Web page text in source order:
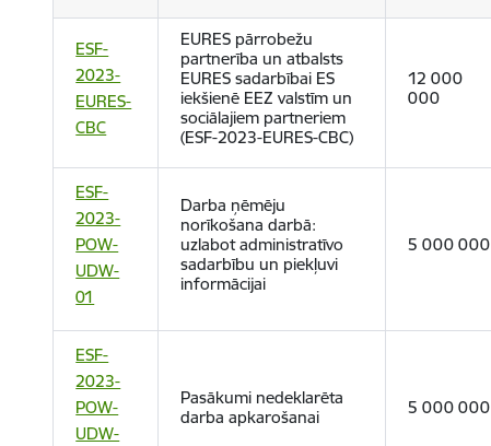
ESF-
2023-
EURES-
CBC
EURES pārrobežu
partnerība un atbalsts
EURES sadarbībai ES
iekšienē EEZ valstīm un
sociālajiem partneriem
(ESF-2023-EURES-CBC)
12 000
000
ESF-
2023-
POW-
UDW-
01
Darba ņēmēju
norīkošana darbā:
uzlabot administratīvo
sadarbību un piekļuvi
informācijai
5 000 000
ESF-
2023-
POW-
UDW-
Pasākumi nedeklarēta
darba apkarošanai
5 000 000